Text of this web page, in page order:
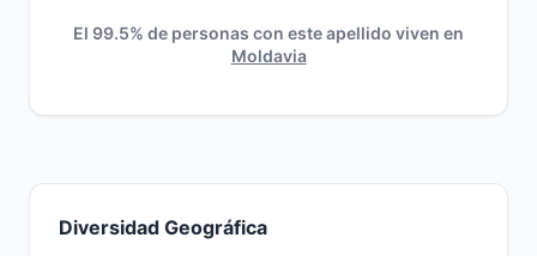
El 99.5% de personas con este apellido viven en
Moldavia
Diversidad Geográfica